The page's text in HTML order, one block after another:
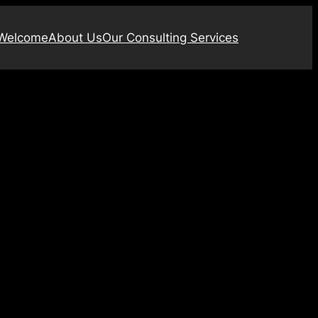
About UsOur Consulting Services